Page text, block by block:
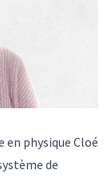
physique Cloé
de